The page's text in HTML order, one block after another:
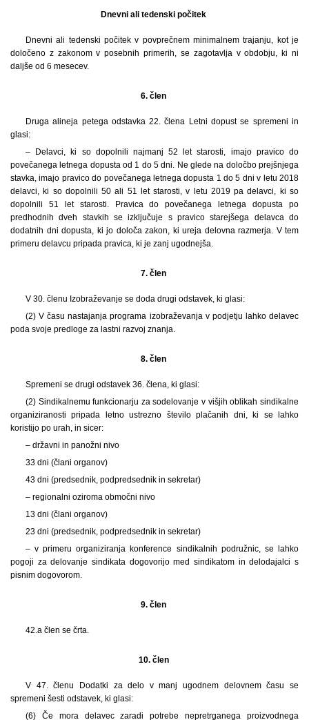
Dnevni ali tedenski počitek
Dnevni ali tedenski počitek v povprečnem minimalnem trajanju, kot je
določeno z zakonom v posebnih primerih, se zagotavlja v obdobju, ki ni
daljše od 6 mesecev.
6. člen
Druga alineja petega odstavka 22. člena Letni dopust se spremeni in
glasi:
–
Delavci, ki so dopolnili najmanj 52 let starosti, imajo pravico do
povečanega letnega dopusta od 1 do 5 dni. Ne glede na določbo prejšnjega
stavka, imajo pravico do povečanega letnega dopusta 1 do 5 dni v letu 2018
delavci, ki so dopolnili 50 ali 51 let starosti, v letu 2019 pa delavci, ki so
dopolnili 51 let starosti. Pravica do povečanega letnega dopusta po
predhodnih dveh stavkih se izključuje s pravico starejšega delavca do
dodatnih dni dopusta, ki jo določa zakon, ki ureja delovna razmerja. V tem
primeru delavcu pripada pravica, ki je zanj ugodnejša.
7. člen
V 30. členu Izobraževanje se doda drugi odstavek, ki glasi:
(2) V času nastajanja programa izobraževanja v podjetju lahko delavec
poda svoje predloge za lastni razvoj znanja.
8. člen
Spremeni se drugi odstavek 36. člena, ki glasi:
(2) Sindikalnemu funkcionarju za sodelovanje v višjih oblikah sindikalne
organiziranosti pripada letno ustrezno število plačanih dni, ki se lahko
koristijo po urah, in sicer:
– državni in panožni nivo
33 dni (člani organov)
43 dni (predsednik, podpredsednik in sekretar)
– regionalni oziroma območni nivo
13 dni (člani organov)
23 dni (predsednik, podpredsednik in sekretar)
– v primeru organiziranja konference sindikalnih podružnic, se lahko
pogoji za delovanje sindikata dogovorijo med sindikatom in delodajalci s
pisnim dogovorom.
9. člen
42.a člen se črta.
10. člen
V 47. členu Dodatki za delo v manj ugodnem delovnem času se
spremeni šesti odstavek, ki glasi:
(6)
Če mora delavec zaradi potrebe nepretrganega proizvodnega